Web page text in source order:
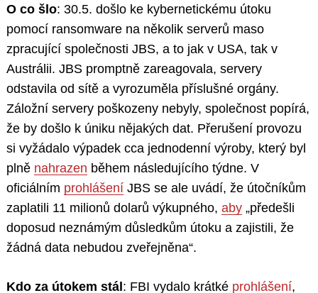
O co šlo: 30.5. došlo ke kybernetickému útoku
pomocí ransomware na několik serverů maso
zpracující společnosti JBS, a to jak v USA, tak v
Austrálii. JBS promptně zareagovala, servery
odstavila od sítě a vyrozuměla příslušné orgány.
Záložní servery poškozeny nebyly, společnost popírá,
že by došlo k úniku nějakých dat. Přerušení provozu
si vyžádalo výpadek cca jednodenní výroby, který byl
plně nahrazen během následujícího týdne. V
oficiálním prohlášení JBS se ale uvádí, že útočníkům
zaplatili 11 milionů dolarů výkupného, aby „předešli
doposud neznámým důsledkům útoku a zajistili, že
žádná data nebudou zveřejněna“.
Kdo za útokem stál : FBI vydalo krátké prohlášení,